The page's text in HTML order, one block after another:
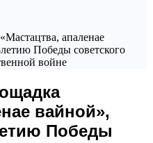
апаленае
Победы советского
войне
вайной»,
Победы